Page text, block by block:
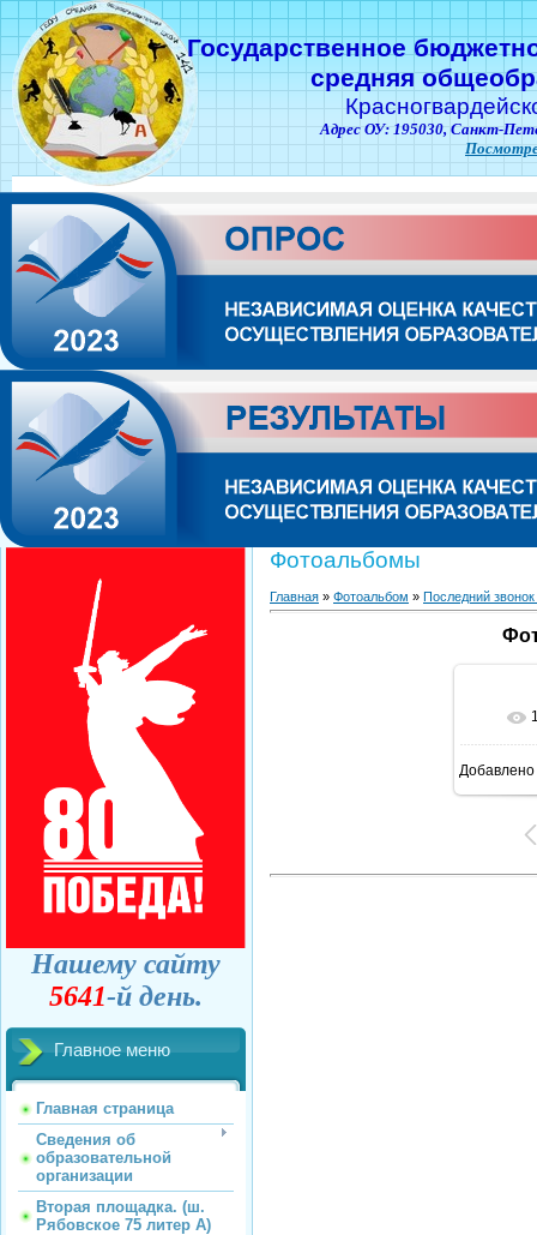
Государственное
средняя
Адрес ОУ: 195030, Санкт-
Нашему сайту
5641-й день.
Главное меню
Главная страница
Сведения об
образовательной
организации
Вторая площадка. (ш.
Рябовское 75 литер А)
Фотоальбомы
Главная » Фотоальбом » Последний
Добавлено